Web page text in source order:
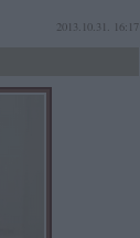
2013.10.31. 16:17